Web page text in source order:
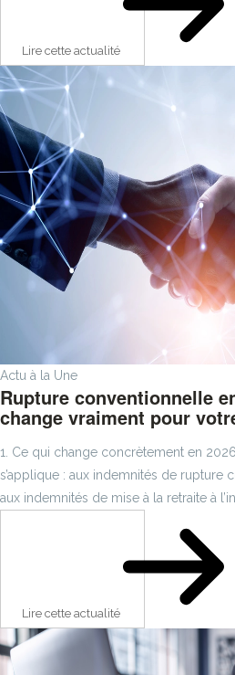
Lire cette actualité
Actu à la Une
Rupture conventionnelle
change vraiment pour
1. Ce qui change concrètement en
s’applique : aux indemnités de rupture
aux indemnités de mise à la retraite à
Lire cette actualité